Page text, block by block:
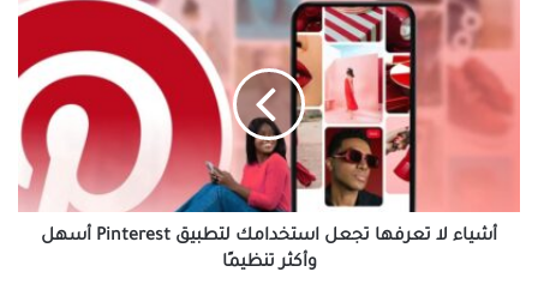
تجعل
استخدامك
لتطبيق
وأكثر
تنظيمًا
أشياء لا تعرفها تجعل استخدامك لتطبيق Pinterest أسهل
وأكثر تنظيمًا